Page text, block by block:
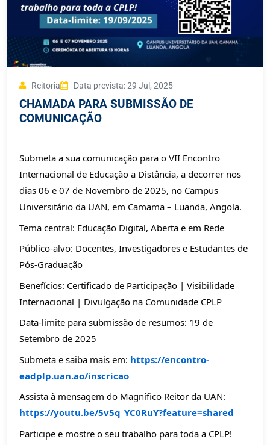
Reitoria Data prevista: 29 Jul, 2025
CHAMADA PARA SUBMISSÃO DE
COMUNICAÇÃO
Submeta a sua comunicação para o VII Encontro
Internacional de Educação a Distância, a decorrer nos
dias 06 e 07 de Novembro de 2025, no Campus
Universitário da UAN, em Camama – Luanda, Angola.
Tema central: Educação Digital, Aberta e em Rede
Público-alvo: Docentes, Investigadores e Estudantes de
Pós-Graduação
Benefícios: Certificado de Participação | Visibilidade
Internacional | Divulgação na Comunidade CPLP
Data-limite para submissão de resumos: 19 de
Setembro de 2025
Submeta e saiba mais em: https://encontro-
eadplp.uan.ao/inscricao
Assista à mensagem do Magnífico Reitor da UAN:
https://youtu.be/5v5q_YC0RuY?feature=shared
Participe e mostre o seu trabalho para toda a CPLP!